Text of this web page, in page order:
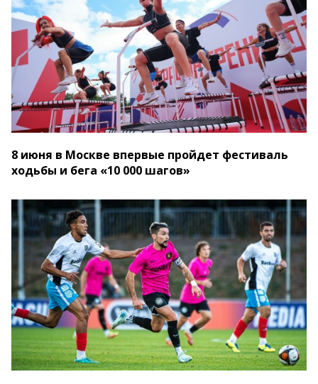
8 июня в Москве впервые пройдет фестиваль
ходьбы и бега «10 000 шагов»